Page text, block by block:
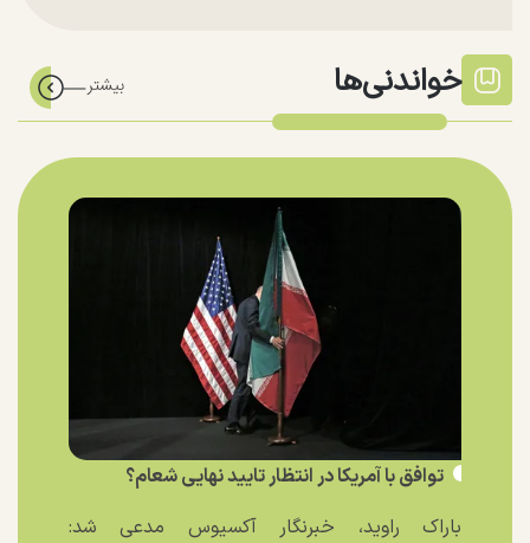
خواندنی‌ها
توافق با آمریکا در انتظار تایید نهایی شعام؟
باراک راوید، خبرنگار آکسیوس مدعی شد: